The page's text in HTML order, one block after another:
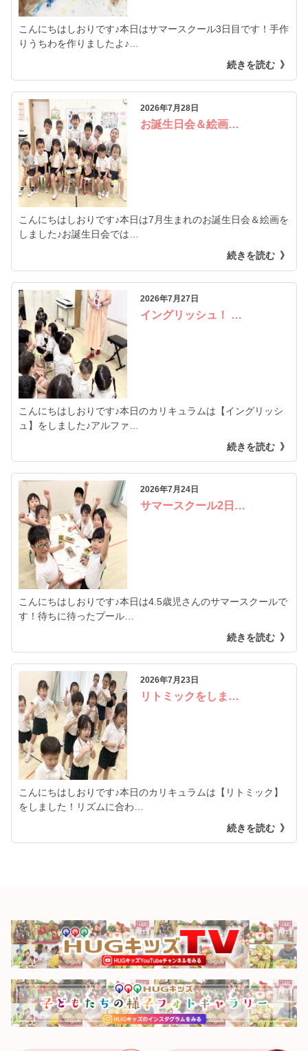
こんにちはしおりです♪本日はサマースクール3日目です！手作
りうちわを作りましたよ♪…
続きを読む
2026年7月28日
お誕生日会＆絵画…
こんにちはしおりです♪本日は7月生まれのお誕生日会＆絵画を
しました♪お誕生日会では…
続きを読む
2026年7月27日
イングリッシュ！ …
こんにちはしおりです♪本日のカリキュラムは【イングリッシ
ュ】をしました♪アルファ…
続きを読む
2026年7月24日
サマースクール2日…
こんにちはしおりです♪本日は4.5歳児さんのサマースクールで
す！待ちに待ったプール…
続きを読む
2026年7月23日
リトミックをしま…
こんにちはしおりです♪本日のカリキュラムは【リトミック】
をしました！リズムに合わ…
続きを読む